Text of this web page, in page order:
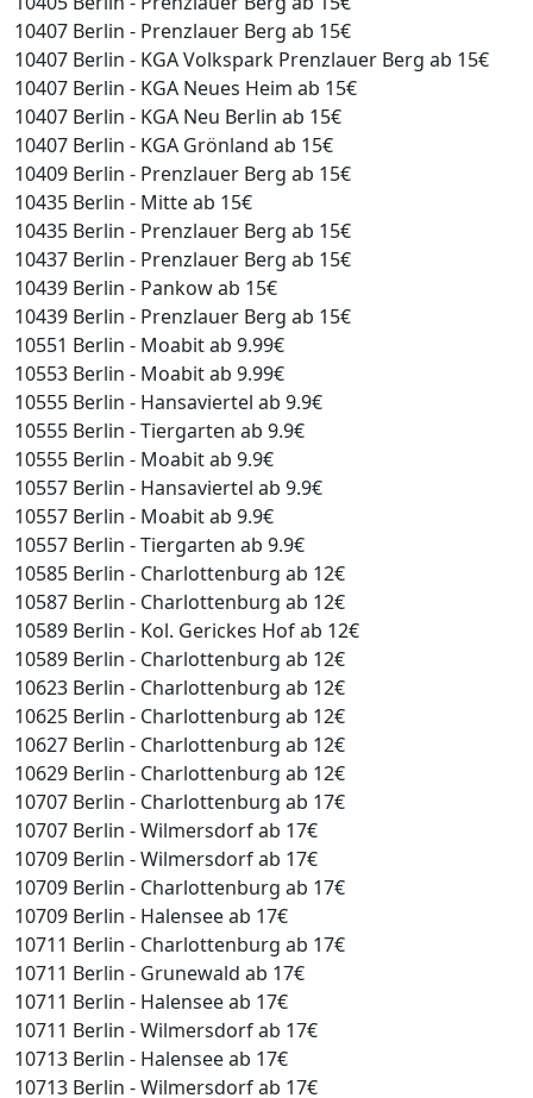
10407 Berlin - Prenzlauer Berg ab 15€
10407 Berlin - KGA Volkspark Prenzlauer Berg ab 15€
10407 Berlin - KGA Neues Heim ab 15€
10407 Berlin - KGA Neu Berlin ab 15€
10407 Berlin - KGA Grönland ab 15€
10409 Berlin - Prenzlauer Berg ab 15€
10435 Berlin - Mitte ab 15€
10435 Berlin - Prenzlauer Berg ab 15€
10437 Berlin - Prenzlauer Berg ab 15€
10439 Berlin - Pankow ab 15€
10439 Berlin - Prenzlauer Berg ab 15€
10551 Berlin - Moabit ab 9.99€
10553 Berlin - Moabit ab 9.99€
10555 Berlin - Hansaviertel ab 9.9€
10555 Berlin - Tiergarten ab 9.9€
10555 Berlin - Moabit ab 9.9€
10557 Berlin - Hansaviertel ab 9.9€
10557 Berlin - Moabit ab 9.9€
10557 Berlin - Tiergarten ab 9.9€
10585 Berlin - Charlottenburg ab 12€
10587 Berlin - Charlottenburg ab 12€
10589 Berlin - Kol. Gerickes Hof ab 12€
10589 Berlin - Charlottenburg ab 12€
10623 Berlin - Charlottenburg ab 12€
10625 Berlin - Charlottenburg ab 12€
10627 Berlin - Charlottenburg ab 12€
10629 Berlin - Charlottenburg ab 12€
10707 Berlin - Charlottenburg ab 17€
10707 Berlin - Wilmersdorf ab 17€
10709 Berlin - Wilmersdorf ab 17€
10709 Berlin - Charlottenburg ab 17€
10709 Berlin - Halensee ab 17€
10711 Berlin - Charlottenburg ab 17€
10711 Berlin - Grunewald ab 17€
10711 Berlin - Halensee ab 17€
10711 Berlin - Wilmersdorf ab 17€
10713 Berlin - Halensee ab 17€
10713 Berlin - Wilmersdorf ab 17€